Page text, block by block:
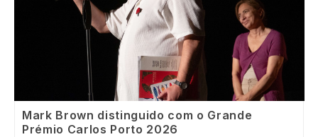
Mark Brown distinguido com o Grande
Prémio Carlos Porto 2026